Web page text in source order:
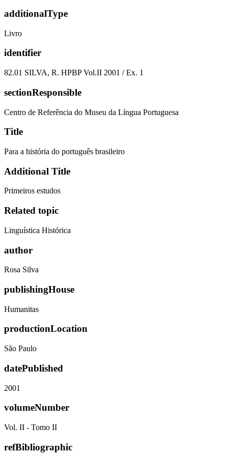
additionalType
Livro
identifier
82.01 SILVA, R. HPBP Vol.II 2001 / Ex. 1
sectionResponsible
Centro de Referência do Museu da Língua Portuguesa
Title
Para a história do português brasileiro
Additional Title
Primeiros estudos
Related topic
Linguística Histórica
author
Rosa Silva
publishingHouse
Humanitas
productionLocation
São Paulo
datePublished
2001
volumeNumber
Vol. II - Tomo II
refBibliographic